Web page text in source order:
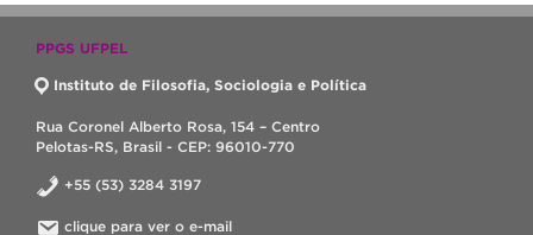
PPGS UFPEL
Instituto de Filosofia, Sociologia e Política
Rua Coronel Alberto Rosa, 154 – Centro
Pelotas-RS, Brasil - CEP: 96010-770
+55 (53) 3284 3197
clique para ver o e-mail